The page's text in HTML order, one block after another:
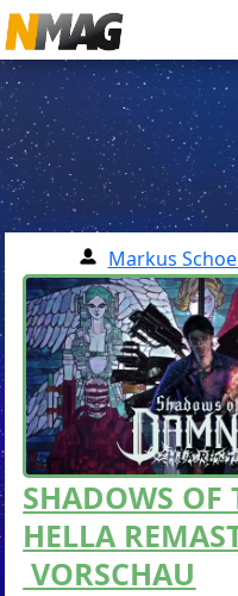
Markus
SHADOWS OF
HELLA
VORSCHAU